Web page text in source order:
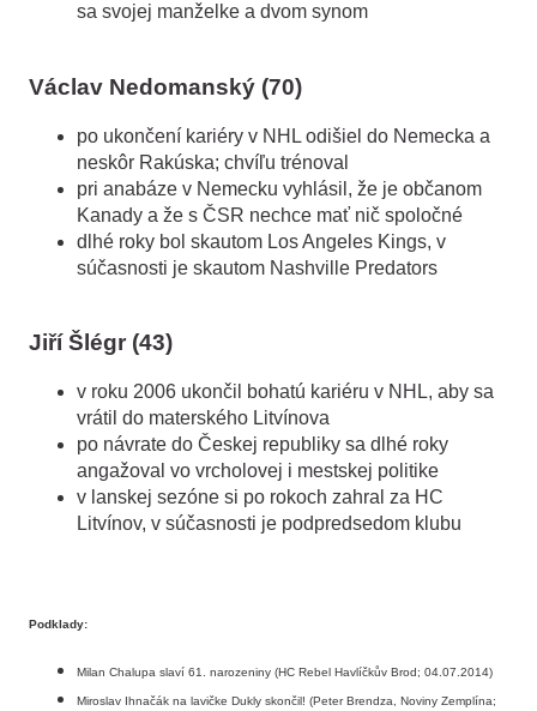
sa svojej manželke a dvom synom
Václav Nedomanský (70)
po ukončení kariéry v NHL odišiel do Nemecka a
neskôr Rakúska; chvíľu trénoval
pri anabáze v Nemecku vyhlásil, že je občanom
Kanady a že s ČSR nechce mať nič spoločné
dlhé roky bol skautom Los Angeles Kings, v
súčasnosti je skautom Nashville Predators
Jiří Šlégr (43)
v roku 2006 ukončil bohatú kariéru v NHL, aby sa
vrátil do materského Litvínova
po návrate do Českej republiky sa dlhé roky
angažoval vo vrcholovej i mestskej politike
v lanskej sezóne si po rokoch zahral za HC
Litvínov, v súčasnosti je podpredsedom klubu
Podklady:
Milan Chalupa slaví 61. narozeniny (HC Rebel Havlíčkův Brod; 04.07.2014)
Miroslav Ihnačák na lavičke Dukly skončil! (Peter Brendza, Noviny Zemplína;